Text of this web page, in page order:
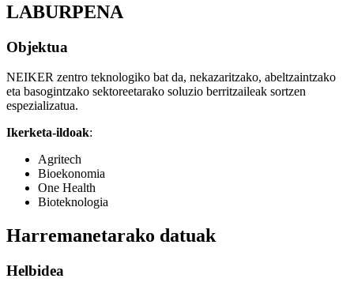
LABURPENA
Objektua
NEIKER zentro teknologiko bat da, nekazaritzako, abeltzaintzako
eta basogintzako sektoreetarako soluzio berritzaileak sortzen
espezializatua.
Ikerketa-ildoak:
Agritech
Bioekonomia
One Health
Bioteknologia
Harremanetarako datuak
Helbidea